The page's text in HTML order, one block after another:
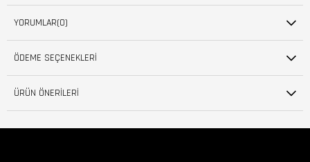
YORUMLAR(0)
ÖDEME SEÇENEKLERI
ÜRÜN ÖNERILERI